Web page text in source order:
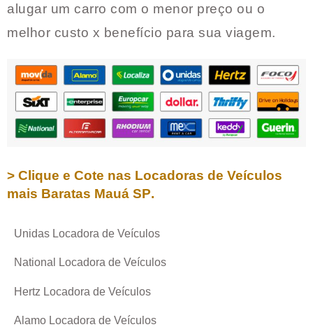
alugar um carro com o menor preço ou o
melhor custo x benefício para sua viagem.
> Clique e Cote nas Locadoras de Veículos
mais Baratas Mauá SP.
Unidas Locadora de Veículos
National Locadora de Veículos
Hertz Locadora de Veículos
Alamo Locadora de Veículos